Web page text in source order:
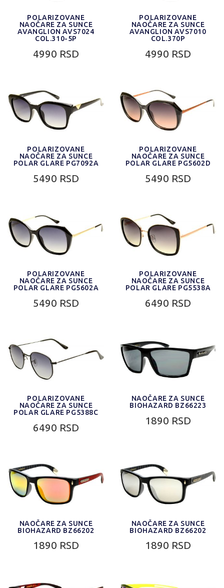
POLARIZOVANE
NAOČARE ZA SUNCE
AVANGLION AVS7024
COL.310-5P
4990 RSD
POLARIZOVANE
NAOČARE ZA SUNCE
AVANGLION AVS7010
COL.370P
4990 RSD
POLARIZOVANE
NAOČARE ZA SUNCE
POLAR GLARE PG7092A
5490 RSD
POLARIZOVANE
NAOČARE ZA SUNCE
POLAR GLARE PG5602D
5490 RSD
POLARIZOVANE
NAOČARE ZA SUNCE
POLAR GLARE PG5602A
5490 RSD
POLARIZOVANE
NAOČARE ZA SUNCE
POLAR GLARE PG5538A
6490 RSD
POLARIZOVANE
NAOČARE ZA SUNCE
POLAR GLARE PG5388C
6490 RSD
NAOČARE ZA SUNCE
BIOHAZARD BZ66223
1890 RSD
NAOČARE ZA SUNCE
BIOHAZARD BZ66202
1890 RSD
NAOČARE ZA SUNCE
BIOHAZARD BZ66202
1890 RSD